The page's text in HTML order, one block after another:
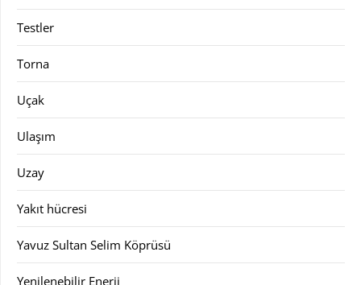
Testler
Torna
Uçak
Ulaşım
Uzay
Yakıt hücresi
Yavuz Sultan Selim Köprüsü
Yenilenebilir Enerji